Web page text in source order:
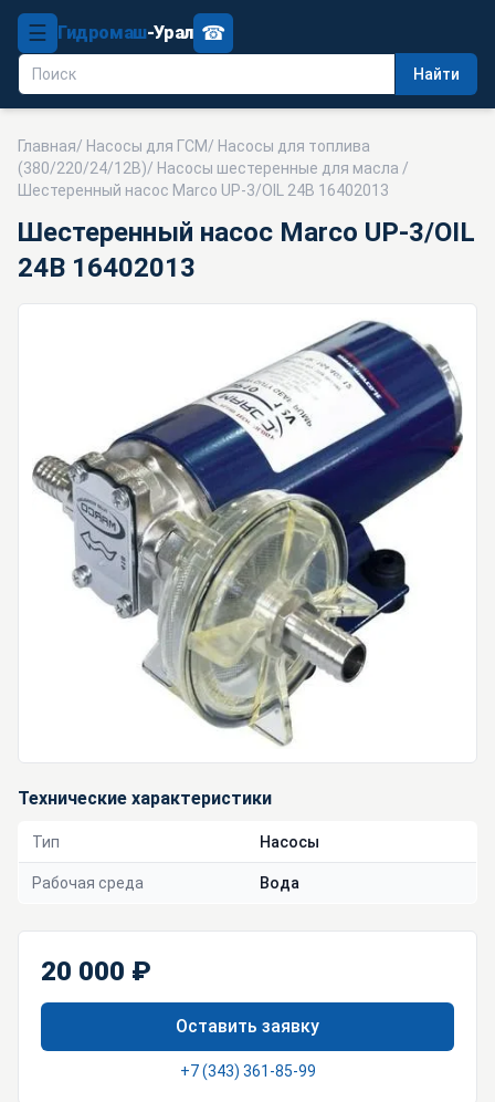
☰ Гидромаш-Урал
Найти
☎
Главная/ Насосы для ГСМ/ Насосы для топлива
(380/220/24/12В)/ Насосы шестеренные для масла /
Шестеренный насос Marco UP-3/OIL 24В 16402013
Шестеренный насос Marco UP-3/OIL
24В 16402013
Технические характеристики
Тип Насосы
Рабочая среда Вода
20 000 ₽
Оставить заявку
+7 (343) 361-85-99